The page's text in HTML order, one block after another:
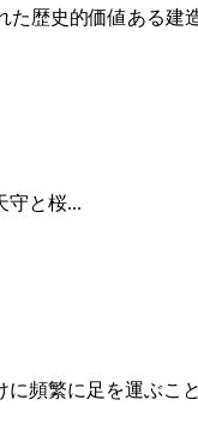
た歴史的価値ある建
守と桜...
頻繁に足を運ぶこ